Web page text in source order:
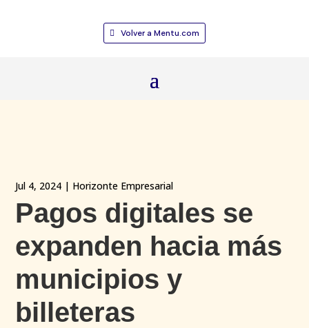
Volver a Mentu.com
Jul 4, 2024 | Horizonte Empresarial
Pagos digitales se
expanden hacia más
municipios y
billeteras